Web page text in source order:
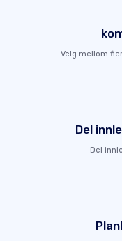
Velg mellom
Del
Del